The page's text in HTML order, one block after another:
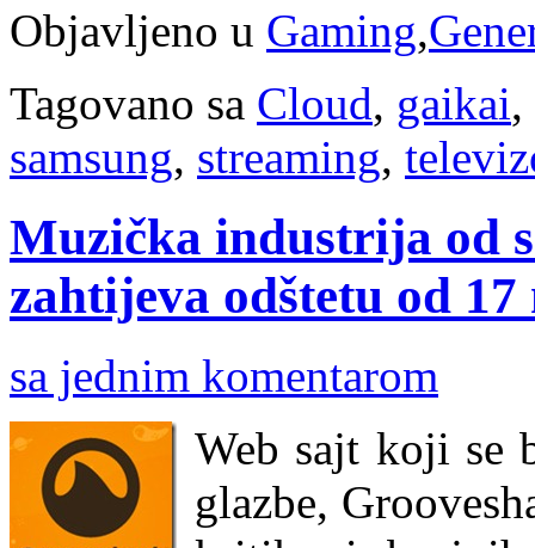
Objavljeno u Gaming,
Tagovano sa Cloud, gaikai,
samsung, streaming,
Muzička industrija od
zahtijeva odštetu od
sa jednim komentarom
Web sajt koji se
glazbe,